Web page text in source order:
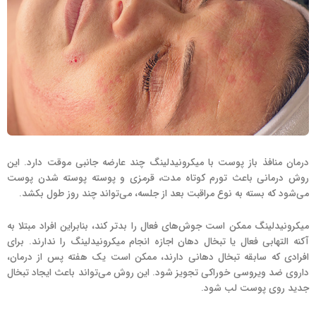
درمان منافذ باز پوست با میکرونیدلینگ چند عارضه جانبی موقت دارد. این
روش درمانی باعث تورم کوتاه مدت، قرمزی و پوسته پوسته شدن پوست
می‌شود که بسته به نوع مراقبت بعد از جلسه، می‌تواند چند روز طول بکشد.
میکرونیدلینگ ممکن است جوش‌های فعال را بدتر کند، بنابراین افراد مبتلا به
آکنه التهابی فعال یا تبخال دهان اجازه انجام میکرونیدلینگ را ندارند. برای
افرادی که سابقه تبخال دهانی دارند، ممکن است یک هفته پس از درمان،
داروی ضد ویروسی خوراکی تجویز شود. این روش می‌تواند باعث ایجاد تبخال
جدید روی پوست لب شود.